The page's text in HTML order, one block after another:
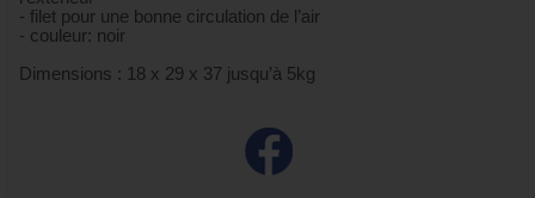
- filet pour une bonne circulation de l’air
- couleur: noir
Dimensions : 18 x 29 x 37 jusqu’à 5kg